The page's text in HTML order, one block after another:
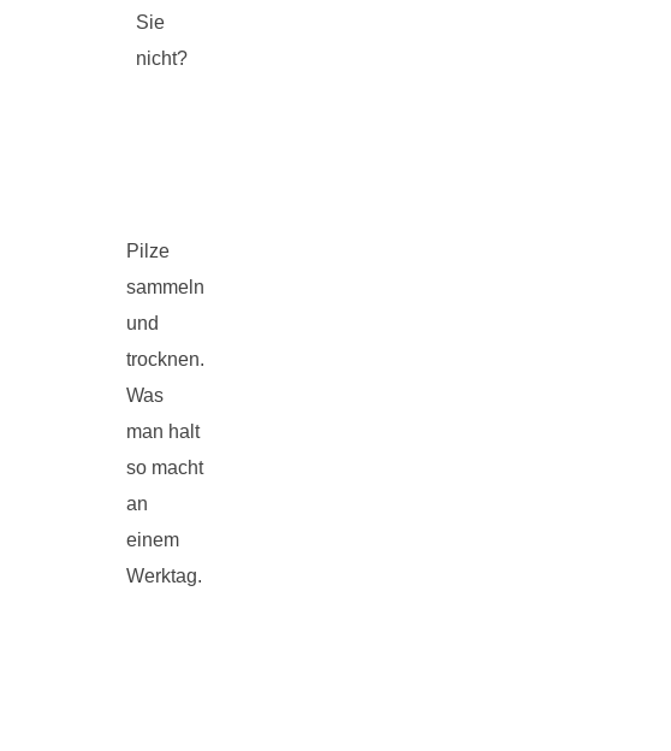
Sie
nicht?
Pilze
sammeln
und
trocknen.
Was
man halt
so macht
an
einem
Werktag.